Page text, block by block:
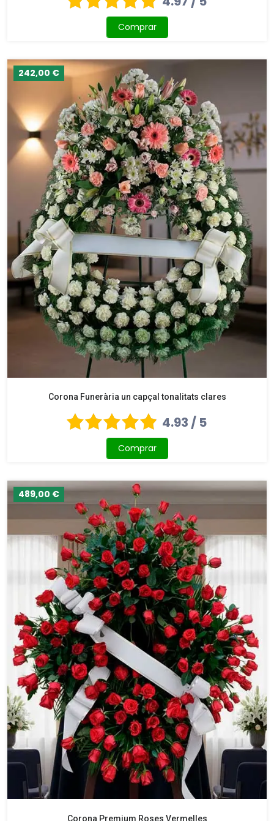
Comprar
242,00 €
Corona Funerària un capçal tonalitats clares
4.93 / 5
Comprar
489,00 €
Corona Premium Roses Vermelles